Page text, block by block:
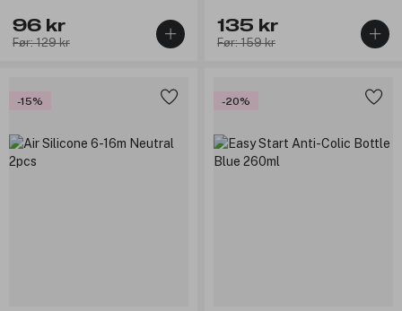
96 kr
Før: 129 kr
135 kr
Før: 159 kr
-15% -20%